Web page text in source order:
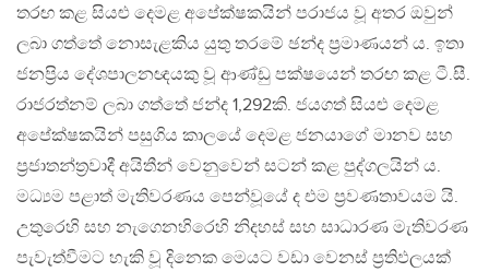
තරඟ කළ සියළු දෙමළ අපේක්ෂකයින් පරාජය වූ අතර ඔවුන්
ලබා ගත්තේ නොසැළකිය යුතු තරමේ ඡන්ද ප්‍රමාණයන් ය. ඉතා
ජනප්‍රිය දේශපාලනඥයකු වූ ආණ්ඩු පක්ෂයෙන් තරඟ කළ ටී.සී.
රාජරත්නම් ලබා ගත්තේ ජන්ද 1,292කි. ජයගත් සියළු දෙමළ
අපේක්ෂකයින් පසුගිය කාලයේ දෙමළ ජනයාගේ මානව සහ
ප්‍රජාතන්ත්‍රවාදී අයිතීන් වෙනුවෙන් සටන් කළ පුද්ගලයින් ය.
මධ්‍යම පළාත් මැතිවරණය පෙන්වූයේ ද එම ප්‍රවණතාවයම යි.
උතුරෙහි සහ නැගෙනහිරෙහි නිදහස් සහ සාධාරණ මැතිවරණ
පැවැත්වීමට හැකි වූ දිනෙක මෙයට වඩා වෙනස් ප්‍රතිඵලයක්